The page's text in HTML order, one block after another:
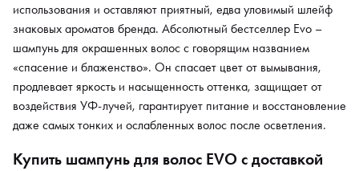
использования и оставляют приятный, едва уловимый шлейф
знаковых ароматов бренда. Абсолютный бестселлер Evo –
шампунь для окрашенных волос с говорящим названием
«спасение и блаженство». Он спасает цвет от вымывания,
продлевает яркость и насыщенность оттенка, защищает от
воздействия УФ-лучей, гарантирует питание и восстановление
даже самых тонких и ослабленных волос после осветления.
Купить шампунь для волос EVO с доставкой